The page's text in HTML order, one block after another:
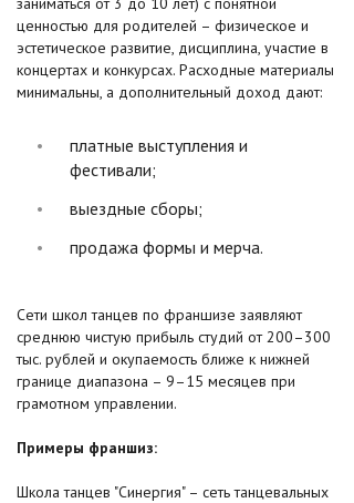
ценностью для родителей – физическое и
эстетическое развитие, дисциплина, участие в
концертах и конкурсах. Расходные материалы
минимальны, а дополнительный доход дают:​
платные выступления и
фестивали;
выездные сборы;
продажа формы и мерча.
Сети школ танцев по франшизе заявляют
среднюю чистую прибыль студий от 200–300
тыс. рублей и окупаемость ближе к нижней
границе диапазона – 9–15 месяцев при
грамотном управлении.​
Примеры франшиз:
Школа танцев "Синергия" – сеть танцевальных